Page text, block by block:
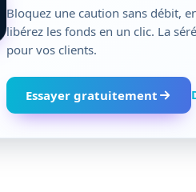
Bloquez une caution sans débit,
libérez les fonds en un clic. La
pour vos clients.
Essayer gratuitement